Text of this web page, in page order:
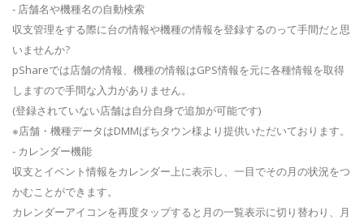
- 店舗名や機種名の自動検索
収支管理をする際に台の情報や機種の情報を登録するのって手間だと思
いませんか?
pShareでは店舗の情報、機種の情報はGPS情報を元に各種情報を取得
しますので手間な入力がありません。
(登録されていない店舗は自分自身で追加が可能です)
※店舗・機種データはDMMぱちタウン様より提供いただいております。
- カレンダー機能
収支とイベント情報をカレンダー上に表示し、一目でその月の状況をつ
かむことができます。
カレンダーアイコンを再度タップすると月の一覧表示に切り替わり、月